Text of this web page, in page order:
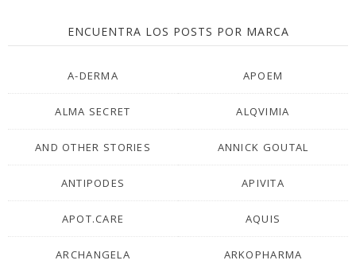
ENCUENTRA LOS POSTS POR MARCA
A-DERMA APOEM
ALMA SECRET ALQVIMIA
AND OTHER STORIES ANNICK GOUTAL
ANTIPODES APIVITA
APOT.CARE AQUIS
ARCHANGELA ARKOPHARMA